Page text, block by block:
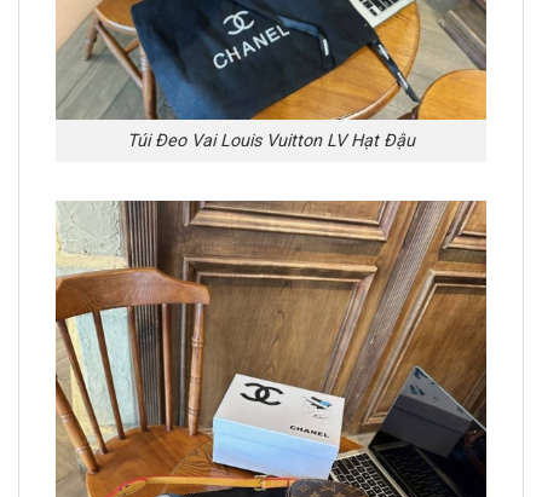
Túi Đeo Vai Louis Vuitton LV Hạt Đậu